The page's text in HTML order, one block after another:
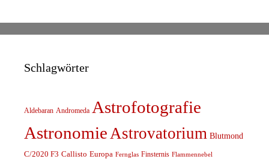
Schlagwörter
Aldebaran Andromeda Astrofotografie
Astronomie Astrovatorium Blutmond
C/2020 F3 Callisto Europa Fernglas Finsternis Flammennebel